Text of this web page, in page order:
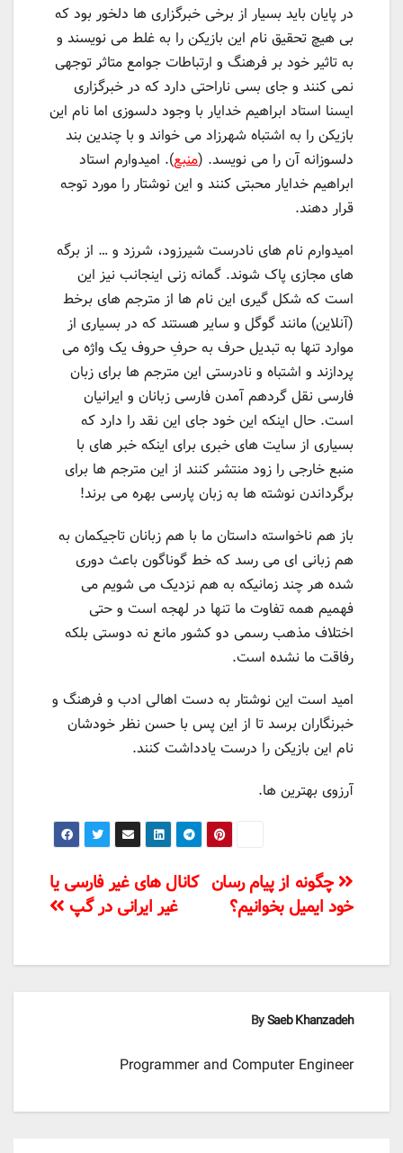
در پایان باید بسیار از برخی خبرگزاری ها دلخور بود که
بی هیچ تحقیق نام این بازیکن را به غلط می نویسند و
به تاثیر خود بر فرهنگ و ارتباطات جوامع متاثر توجهی
نمی کنند و جای بسی ناراحتی دارد که در خبرگزاری
ایسنا استاد ابراهیم خدایار با وجود دلسوزی اما نام این
بازیکن را به اشتباه شهرزاد می خواند و با چندین بند
دلسوزانه آن را می نویسد. (منبع). امیدوارم استاد
ابراهیم خدایار محبتی کنند و این نوشتار را مورد توجه
قرار دهند.
امیدوارم نام های نادرست شیرزود، شرزد و … از برگه
های مجازی پاک شوند. گمانه زنی اینجانب نیز این
است که شکل گیری این نام ها از مترجم های برخط
(آنلاین) مانند گوگل و سایر هستند که در بسیاری از
موارد تنها به تبدیل حرف به حرفِ حروف یک واژه می
پردازند و اشتباه و نادرستی این مترجم ها برای زبان
فارسی نقل گردهم آمدن فارسی زبانان و ایرانیان
است. حال اینکه این خود جای این نقد را دارد که
بسیاری از سایت های خبری برای اینکه خبر های با
منبع خارجی را زود منتشر کنند از این مترجم ها برای
برگرداندن نوشته ها به زبان پارسی بهره می برند!
باز هم ناخواسته داستان ما با هم زبانان تاجیکمان به
هم زبانی ای می رسد که خط گوناگون باعث دوری
شده هر چند زمانیکه به هم نزدیک می شویم می
فهمیم همه تفاوت ما تنها در لهجه است و حتی
اختلاف مذهب رسمی دو کشور مانع نه دوستی بلکه
رفاقت ما نشده است.
امید است این نوشتار به دست اهالی ادب و فرهنگ و
خبرنگاران برسد تا از این پس با حسن نظر خودشان
نام این بازیکن را درست یادداشت کنند.
آرزوی بهترین ها.
راهبری
نوشته‌ها
کانال های غیر فارسی یا
غیر ایرانی در گپ
چگونه از پیام رسان
خود ایمیل بخوانیم؟
BySaeb Khanzadeh
Programmer and Computer Engineer